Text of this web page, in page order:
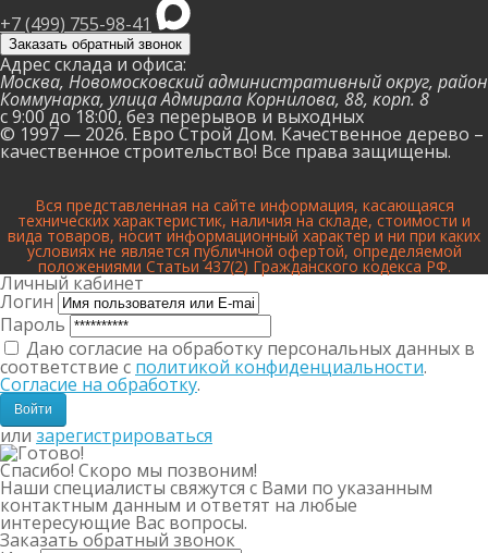
+7 (499) 755-98-41
Заказать обратный звонок
Адрес склада и офиса:
Москва, Новомосковский административный округ, район
Коммунарка, улица Адмирала Корнилова, 88, корп. 8
с 9:00 до 18:00, без перерывов и выходных
© 1997 — 2026. Евро Строй Дом. Качественное дерево –
качественное строительство! Все права защищены.
Вся представленная на сайте информация, касающаяся
технических характеристик, наличия на складе, стоимости и
вида товаров, носит информационный характер и ни при каких
условиях не является публичной офертой, определяемой
положениями Статьи 437(2) Гражданского кодекса РФ.
Личный кабинет
Логин
Пароль
Даю согласие на обработку персональных данных в
соответствие с политикой конфиденциальности.
Согласие на обработку.
илизарегистрироваться
Спасибо! Скоро мы позвоним!
Наши специалисты свяжутся с Вами по указанным
контактным данным и ответят на любые
интересующие Вас вопросы.
Заказать обратный звонок